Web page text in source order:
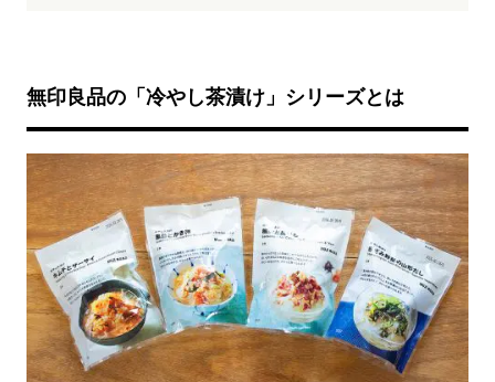
無印良品の「冷やし茶漬け」シリーズとは